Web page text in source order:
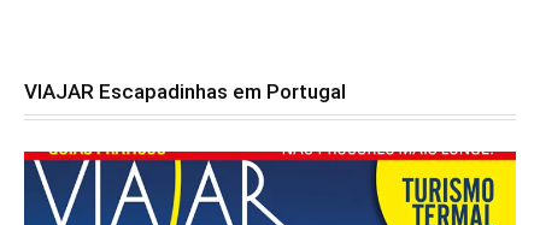
VIAJAR Escapadinhas em Portugal